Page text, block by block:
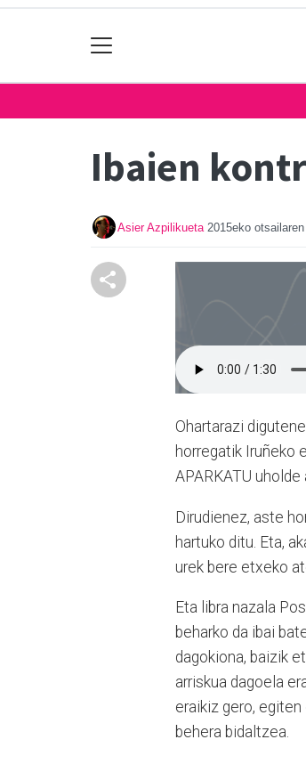
Ibaien
Asier Azpilikueta 2015eko
Ohartarazi
horregatik Iruñeko
APARKATU
Dirudienez, aste
hartuko ditu. Eta,
urek bere etxeko
Eta libra nazala
beharko da ibai
dagokiona, baizik
arriskua dagoela
eraikiz gero, egiten
behera bidaltzea.